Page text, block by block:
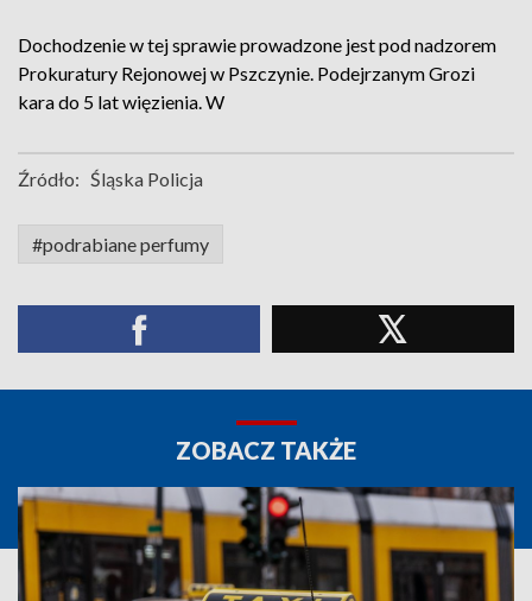
Dochodzenie w tej sprawie prowadzone jest pod nadzorem
Prokuratury Rejonowej w Pszczynie. Podejrzanym Grozi
kara do 5 lat więzienia. W
Źródło: Śląska Policja
#podrabiane perfumy
ZOBACZ TAKŻE